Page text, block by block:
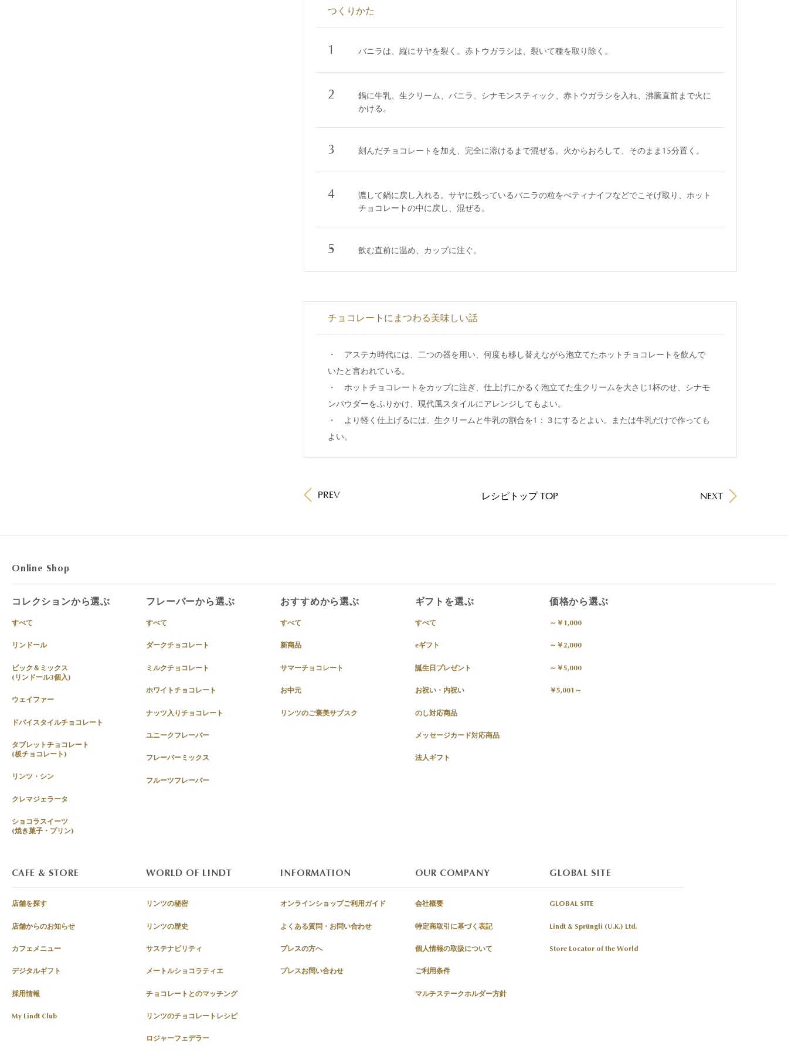
つくりかた
1 バニラは、縦にサヤを裂く。赤トウガラシは、裂いて種を取り除く。
2
鍋に牛乳、生クリーム、バニラ、シナモンスティック、赤トウガラシを入れ、沸騰直前まで火に
かける。
3 刻んだチョコレートを加え、完全に溶けるまで混ぜる。火からおろして、そのまま15分置く。
4
漉して鍋に戻し入れる。サヤに残っているバニラの粒をぺティナイフなどでこそげ取り、ホット
チョコレートの中に戻し、混ぜる。
5 飲む直前に温め、カップに注ぐ。
チョコレートにまつわる美味しい話
・ アステカ時代には、二つの器を用い、何度も移し替えながら泡立てたホットチョコレートを飲んで
いたと言われている。
・ ホットチョコレートをカップに注ぎ、仕上げにかるく泡立てた生クリームを大さじ1杯のせ、シナモ
ンパウダーをふりかけ、現代風スタイルにアレンジしてもよい。
・ より軽く仕上げるには、生クリームと牛乳の割合を1：３にするとよい。または牛乳だけで作っても
よい。
PREV レシピトップ TOP NEXT
Online Shop
コレクションから選ぶ
すべて
リンドール
ピック＆ミックス
(リンドール3個入)
ウェイファー
ドバイスタイルチョコレート
タブレットチョコレート
(板チョコレート)
リンツ・シン
クレマジェラータ
ショコラスイーツ
(焼き菓子・プリン)
フレーバーから選ぶ
すべて
ダークチョコレート
ミルクチョコレート
ホワイトチョコレート
ナッツ入りチョコレート
ユニークフレーバー
フレーバーミックス
フルーツフレーバー
おすすめから選ぶ
すべて
新商品
サマーチョコレート
お中元
リンツのご褒美サブスク
ギフトを選ぶ
すべて
eギフト
誕生日プレゼント
お祝い・内祝い
のし対応商品
メッセージカード対応商品
法人ギフト
価格から選ぶ
～￥1,000
～￥2,000
～￥5,000
￥5,001～
CAFE & STORE
店舗を探す
店舗からのお知らせ
カフェメニュー
デジタルギフト
採用情報
My Lindt Club
WORLD OF LINDT
リンツの秘密
リンツの歴史
サステナビリティ
メートルショコラティエ
チョコレートとのマッチング
リンツのチョコレートレシピ
ロジャーフェデラー
INFORMATION
オンラインショップご利用ガイド
よくある質問・お問い合わせ
プレスの方へ
プレスお問い合わせ
OUR COMPANY
会社概要
特定商取引に基づく表記
個人情報の取扱について
ご利用条件
マルチステークホルダー方針
GLOBAL SITE
GLOBAL SITE
Lindt & Sprüngli (U.K.) Ltd.
Store Locator of the World